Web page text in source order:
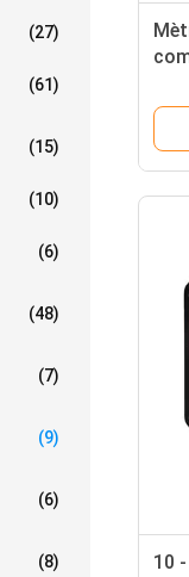
(27)
(61)
(15)
(10)
(6)
(48)
(7)
(9)
(6)
(8)
10